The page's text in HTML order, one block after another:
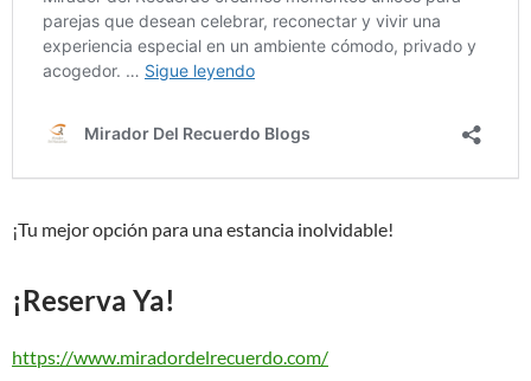
¡Tu mejor opción para una estancia inolvidable!
¡Reserva Ya!
https://www.miradordelrecuerdo.com/